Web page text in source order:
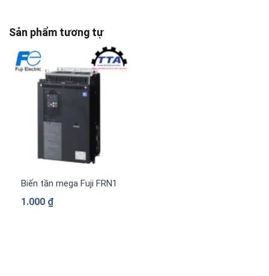
Sản phẩm tương tự
Biến tần mega Fuji FRN1480G2S-4G 3 pha 380 V
1.000 ₫